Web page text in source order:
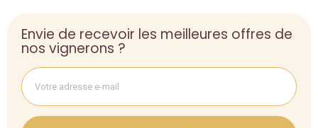
Envie de recevoir les meilleures offres de
nos vignerons ?